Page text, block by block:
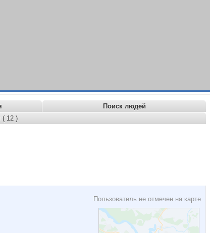
Поиск людей
( 12 )
Пользователь не отмечен на карте